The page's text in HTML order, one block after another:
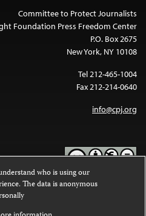
Committee to Protect Journalists
Foundation Press Freedom Center
P.O. Box 2675
New York, NY 10108
Tel 212-465-1004
Fax 212-214-0640
info@cpj.org
website is licensed under a
NonCommercial-NoDerivatives 4.0
who is using our
The data is anonymous